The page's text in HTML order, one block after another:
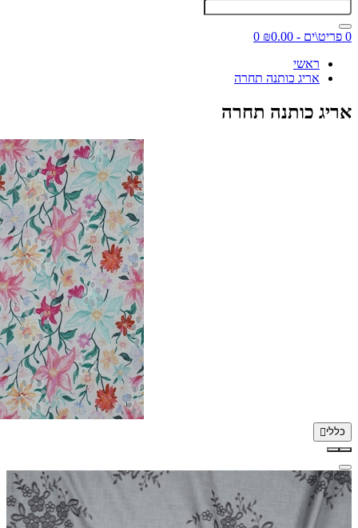
0 פריט\ים - ₪0.00
0
ראשי
אריג כותנה תחרה
אריג כותנה תחרה
כללי